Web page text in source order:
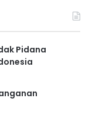
Pidana